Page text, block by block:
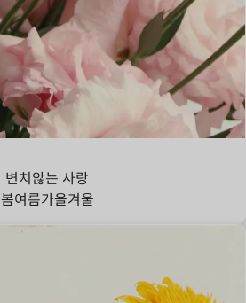
변치않는 사랑
봄여름가을겨울